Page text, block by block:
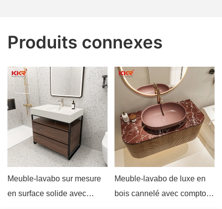
Produits connexes
Meuble-lavabo sur mesure
en surface solide avec
Meuble-lavabo de luxe en
bois cannelé avec comptoir